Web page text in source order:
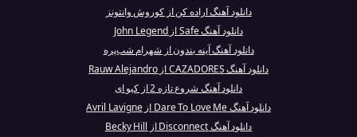
دانلود آهنگ اراده کن از کوروش وانتونز
دانلود آهنگ Safe از John Legend
دانلود آهنگ آینه بندون از شهرام شب‌پره
دانلود آهنگ CAZADORES از Rauw Alejandro
دانلود آهنگ شروع تازه 2 از کیو ای
دانلود آهنگ Dare To Love Me از Avril Lavigne
دانلود آهنگ Disconnect از Becky Hill